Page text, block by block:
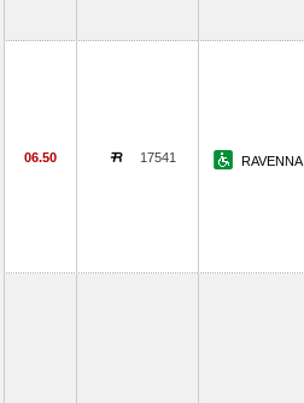
06.50 17541 RAVENNA